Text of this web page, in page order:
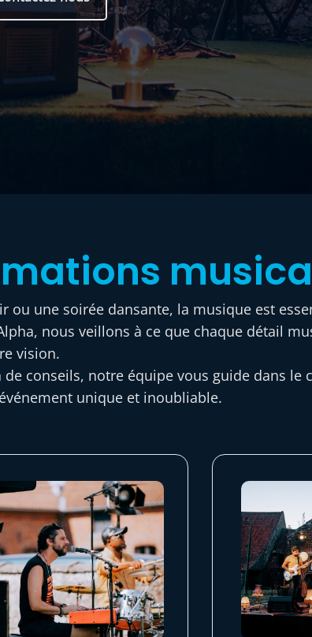
une soirée dansante, la musique est
nous veillons à ce que chaque détail
vision.
conseils, notre équipe vous guide dans le
unique et inoubliable.